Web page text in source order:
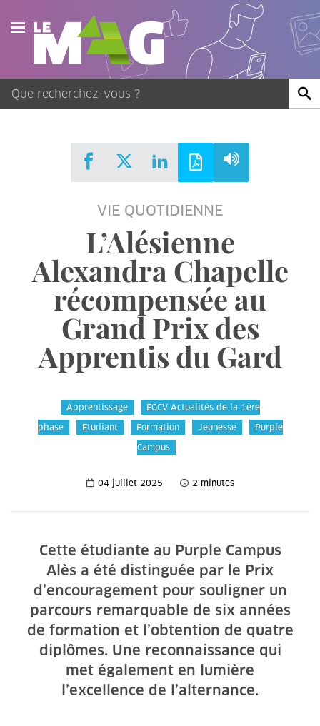
Actualités
Agenda
Publications
VIE QUOTIDIENNE
L’Alésienne
Alexandra Chapelle
récompensée au
Grand Prix des
Apprentis du Gard
Apprentissage
EGCV Actualités de la 1ère
phase
Étudiant Formation Jeunesse
Purple
Campus
04 juillet 2025 2 minutes
Cette étudiante au Purple Campus
Alès a été distinguée par le Prix
d’encouragement pour souligner un
parcours remarquable de six années
de formation et l’obtention de quatre
diplômes. Une reconnaissance qui
met également en lumière
l’excellence de l’alternance.